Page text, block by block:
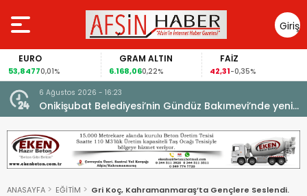
Giriş
Yap
EURO
53,84770,01%
GRAM ALTIN
6.168,060,22%
FAİZ
42,31-0,35%
6 Ağustos 2026 - 16:23
Onikişubat Belediyesi’nin Gündüz Bakımevi’nde yeni
dönemin ön kayıtları başladı.
ANASAYFA EĞİTİM Gri Koç, Kahramanmaraş’ta Gençlere Seslendi.